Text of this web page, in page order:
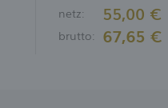
netz: 55,00 €
brutto: 67,65 €